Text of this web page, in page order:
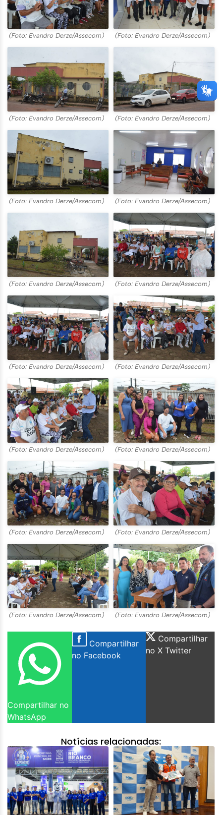
(Foto: Evandro Derze/Assecom) (Foto: Evandro Derze/Assecom)
(Foto: Evandro Derze/Assecom) (Foto: Evandro Derze/Assecom)
(Foto: Evandro Derze/Assecom) (Foto: Evandro Derze/Assecom)
(Foto: Evandro Derze/Assecom) (Foto: Evandro Derze/Assecom)
(Foto: Evandro Derze/Assecom) (Foto: Evandro Derze/Assecom)
(Foto: Evandro Derze/Assecom) (Foto: Evandro Derze/Assecom)
(Foto: Evandro Derze/Assecom) (Foto: Evandro Derze/Assecom)
(Foto: Evandro Derze/Assecom) (Foto: Evandro Derze/Assecom)
Compartilhar no
WhatsApp
Compartilhar
no Facebook
Compartilhar
no X Twitter
Notícias relacionadas: